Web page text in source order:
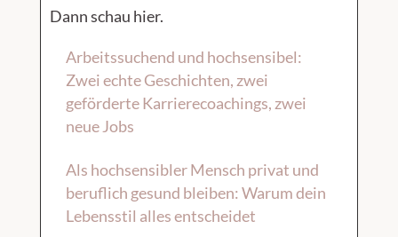
Dann schau hier.
Arbeitssuchend und hochsensibel:
Zwei echte Geschichten, zwei
geförderte Karrierecoachings, zwei
neue Jobs
Als hochsensibler Mensch privat und
beruflich gesund bleiben: Warum dein
Lebensstil alles entscheidet